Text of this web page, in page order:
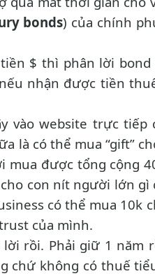
bonds) của chính
$ thì phân lời bond
nhận được tiền
vào website trực tiếp
là có thể mua “gift”
được tổng cộng
con nít người lớn gì
có thể mua 10k
của mình.
rồi. Phải giữ 1 năm
chứ không có thuế